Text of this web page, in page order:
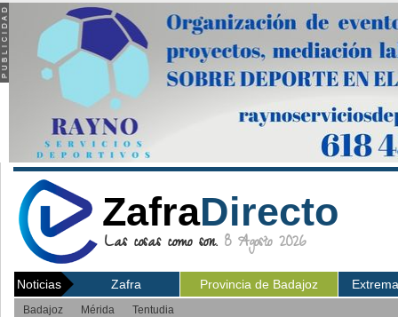
ZafraDirecto
Las cosas como son. 8 Agosto 2026
Noticias Zafra Provincia de Badajoz
Badajoz Mérida Tentudia